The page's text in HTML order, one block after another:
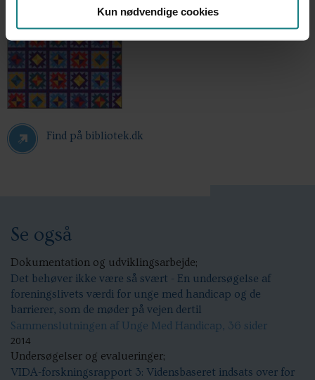
Kun nødvendige cookies
Find på bibliotek.dk
Se også
Dokumentation og udviklingsarbejde;
Det behøver ikke være så svært - En undersøgelse af
foreningslivets værdi for unge med handicap og de
barrierer, som de møder på vejen dertil
Sammenslutningen af Unge Med Handicap, 36 sider
2014
Undersøgelser og evalueringer;
VIDA-forskningsrapport 3: Vidensbaseret indsats over for